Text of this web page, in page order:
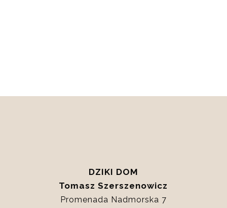
DZIKI DOM
Tomasz Szerszenowicz
Promenada Nadmorska 7